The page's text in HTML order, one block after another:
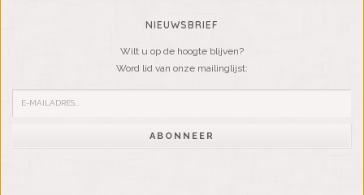
NIEUWSBRIEF
Wilt u op de hoogte blijven?
Word lid van onze mailinglijst:
ABONNEER